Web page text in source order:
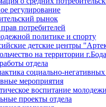
регулирование
рынок
потребителей
политике и спорту
детские центры
на территории
отдела
социально-
мероприятия
воспитание молодежи
проекты отдела